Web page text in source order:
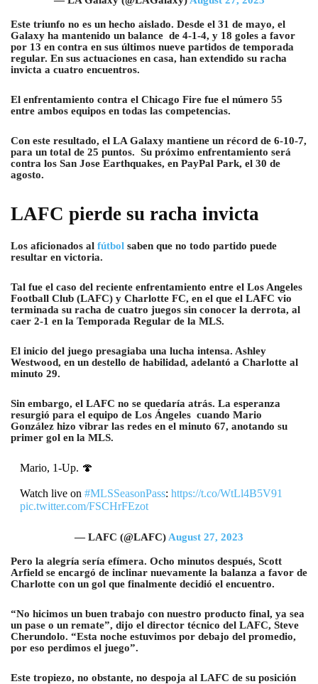
Este triunfo no es un hecho aislado. Desde el 31 de mayo, el
Galaxy ha mantenido un balance de 4-1-4, y 18 goles a favor
por 13 en contra en sus últimos nueve partidos de temporada
regular. En sus actuaciones en casa, han extendido su racha
invicta a cuatro encuentros.
El enfrentamiento contra el Chicago Fire fue el número 55
entre ambos equipos en todas las competencias.
Con este resultado, el LA Galaxy mantiene un récord de 6-10-7,
para un total de 25 puntos. Su próximo enfrentamiento será
contra los San Jose Earthquakes, en PayPal Park, el 30 de
agosto.
LAFC pierde su racha invicta
Los aficionados al fútbol saben que no todo partido puede
resultar en victoria.
Tal fue el caso del reciente enfrentamiento entre el Los Angeles
Football Club (LAFC) y Charlotte FC, en el que el LAFC vio
terminada su racha de cuatro juegos sin conocer la derrota, al
caer 2-1 en la Temporada Regular de la MLS.
El inicio del juego presagiaba una lucha intensa. Ashley
Westwood, en un destello de habilidad, adelantó a Charlotte al
minuto 29.
Sin embargo, el LAFC no se quedaría atrás. La esperanza
resurgió para el equipo de Los Ángeles cuando Mario
González hizo vibrar las redes en el minuto 67, anotando su
primer gol en la MLS.
Mario, 1-Up. 🍄
Watch live on #MLSSeasonPass: https://t.co/WtLl4B5V91
pic.twitter.com/FSCHrFEzot
— LAFC (@LAFC) August 27, 2023
Pero la alegría sería efímera. Ocho minutos después, Scott
Arfield se encargó de inclinar nuevamente la balanza a favor de
Charlotte con un gol que finalmente decidió el encuentro.
“No hicimos un buen trabajo con nuestro producto final, ya sea
un pase o un remate”, dijo el director técnico del LAFC, Steve
Cherundolo. “Esta noche estuvimos por debajo del promedio,
por eso perdimos el juego”.
Este tropiezo, no obstante, no despoja al LAFC de su posición